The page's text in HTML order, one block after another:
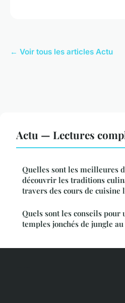
← Voir tous les articles Actu
Actu — Lectures
Quelles sont les meilleures
découvrir les traditions
travers des cours de cuisine
Quels sont les conseils pour
temples jonchés de jungle